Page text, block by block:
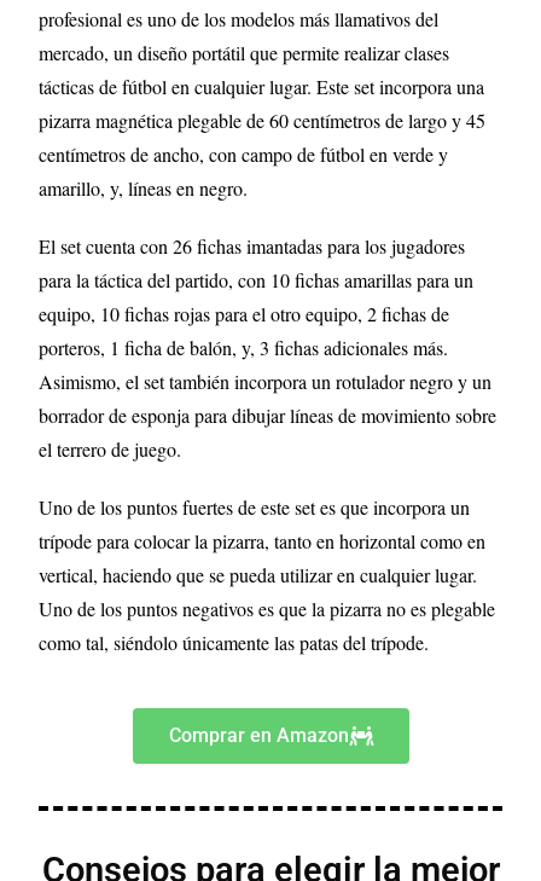
profesional es uno de los modelos más llamativos del
mercado, un diseño portátil que permite realizar clases
tácticas de fútbol en cualquier lugar. Este set incorpora una
pizarra magnética plegable de 60 centímetros de largo y 45
centímetros de ancho, con campo de fútbol en verde y
amarillo, y, líneas en negro.
El set cuenta con 26 fichas imantadas para los jugadores
para la táctica del partido, con 10 fichas amarillas para un
equipo, 10 fichas rojas para el otro equipo, 2 fichas de
porteros, 1 ficha de balón, y, 3 fichas adicionales más.
Asimismo, el set también incorpora un rotulador negro y un
borrador de esponja para dibujar líneas de movimiento sobre
el terrero de juego.
Uno de los puntos fuertes de este set es que incorpora un
trípode para colocar la pizarra, tanto en horizontal como en
vertical, haciendo que se pueda utilizar en cualquier lugar.
Uno de los puntos negativos es que la pizarra no es plegable
como tal, siéndolo únicamente las patas del trípode.
Comprar en Amazon
Consejos para elegir la mejor